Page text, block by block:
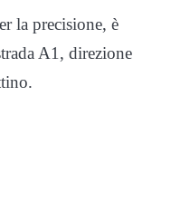
la precisione, è
A1, direzione